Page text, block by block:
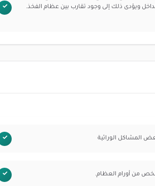
ويؤدى ذلك إلى وجود تقارب بين عظام الفخذ.
المشاكل الوراثية
من أورام العظام.